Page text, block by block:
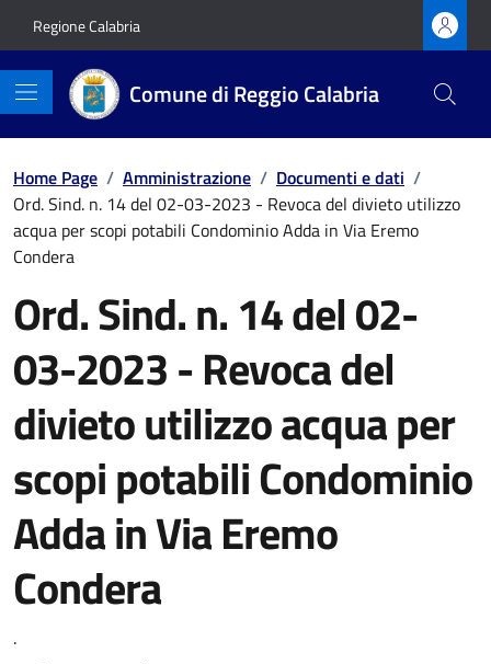
Regione Calabria
Comune di Reggio Calabria
Home Page / Amministrazione / Documenti e dati /
Ord. Sind. n. 14 del 02-03-2023 - Revoca del divieto utilizzo
acqua per scopi potabili Condominio Adda in Via Eremo
Condera
Ord. Sind. n. 14 del 02-
03-2023 - Revoca del
divieto utilizzo acqua per
scopi potabili Condominio
Adda in Via Eremo
Condera
.